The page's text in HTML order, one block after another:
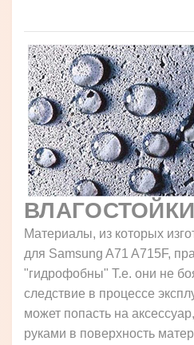
Материалы, из которых
для Samsung A71 A715F,
"гидрофобны" Т.е. они не
следствие в процессе
может попасть на
руками в поверхность